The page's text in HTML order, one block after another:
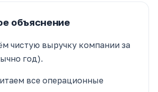
объяснение
чистую выручку компании за
год).
все операционные